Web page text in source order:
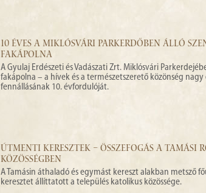
10 ÉVES A MIKLÓSVÁRI PARKERDŐBEN ÁLLÓ
FAKÁPOLNA
A Gyulaj Erdészeti és Vadászati Zrt. Miklósvári
fakápolna – a hívek és a természetszerető közönség
fennállásának 10. évfordulóját.
ÚTMENTI KERESZTEK – ÖSSZEFOGÁS A TAMÁSI
KÖZÖSSÉGBEN
A Tamásin áthaladó és egymást kereszt alakban
keresztet állíttatott a település katolikus közössége.